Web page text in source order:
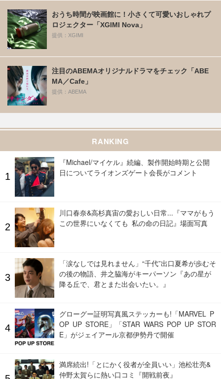
おうち時間が映画館に！小さくて可愛いおしゃれプ
ロジェクター「XGIMI Nova」
提供：XGIMI
注目のABEMAオリジナルドラマをチェック「ABE
MA／Cafe」
提供：ABEMA
RANKING
『Michael/マイケル』続編、製作開始時期と公開
日についてライオンズゲート会長がコメント
川口春奈&高杉真宙の愛おしい日常...『ママがもう
この世界にいなくても 私の命の日記』場面写真
「涙なしでは見れません」“千代”出口夏希が歩むそ
の後の物語、井之脇海がキーパーソン『あの星が
降る丘で、君とまた出会いたい。』
グローグー証明写真風ステッカーも!「MARVEL P
OP UP STORE」「STAR WARS POP UP STOR
E」がジェイアール京都伊勢丹で開催
満席続出!「とにかく役者が全員いい」池松壮亮&
仲野太賀らに熱い口コミ『開戦前夜』